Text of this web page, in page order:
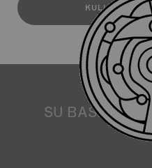
KULLANICI
SU
Tüm Tissot saat kasaları,
dahil olmak üzere çeşitli